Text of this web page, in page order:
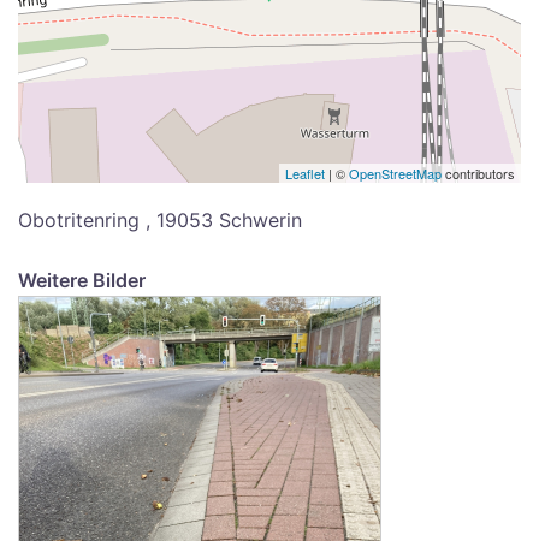
Leaflet | ©OpenStreetMapcontributors
Obotritenring , 19053 Schwerin
Weitere Bilder